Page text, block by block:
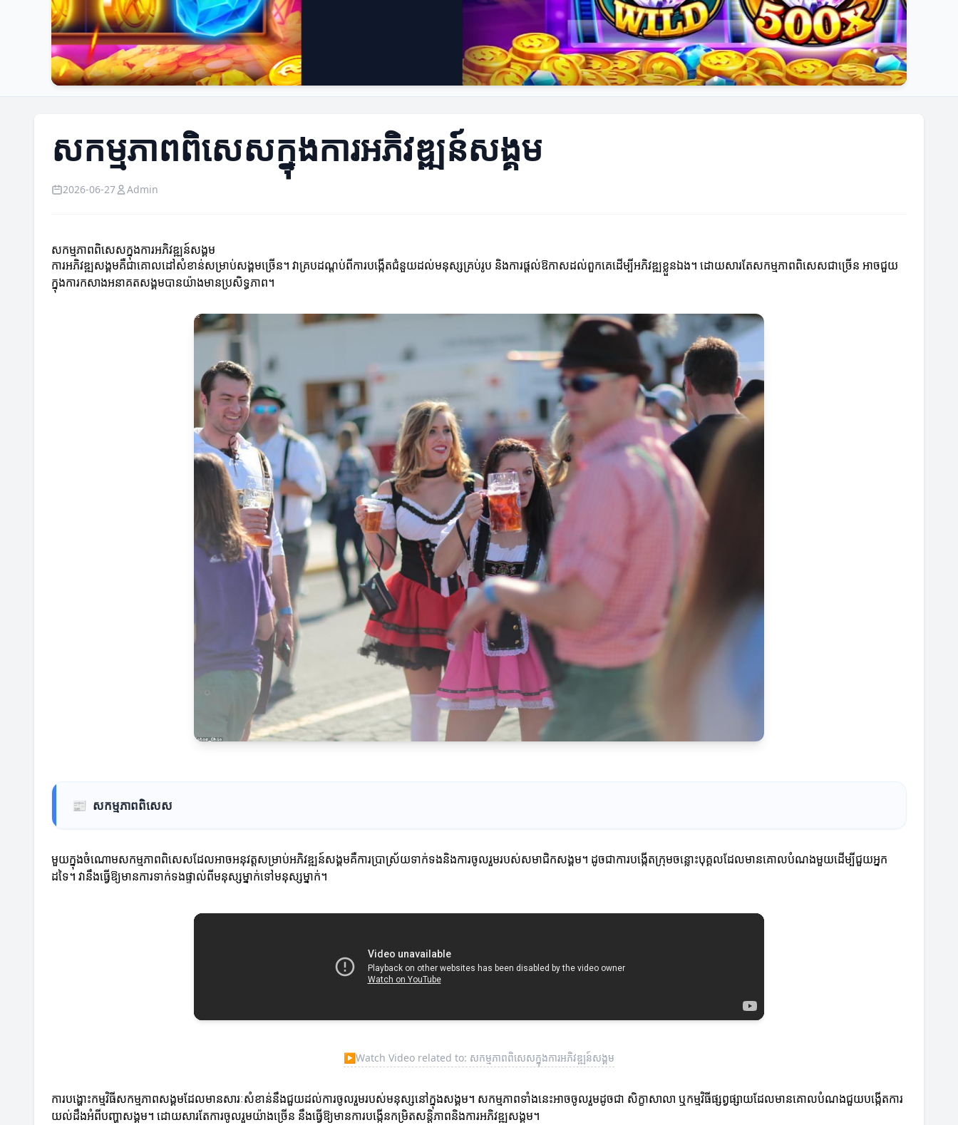
សកម្មភាពពិសេសក្នុងការអភិវឌ្ឍន៍សង្គម
2026-06-27 Admin
សកម្មភាពពិសេសក្នុងការអភិវឌ្ឍន៍សង្គម
ការអភិវឌ្ឍសង្គមគឺជាគោលដៅសំខាន់សម្រាប់សង្គមច្រើន។ វាគ្របដណ្តប់ពីការបង្កើតជំនួយដល់មនុស្សគ្រប់រូប និងការផ្ដល់ឱកាសដល់ពួកគេដើម្បីអភិវឌ្ឍខ្លួនឯង។ ដោយសារតែសកម្មភាពពិសេសជាច្រើន អាចជួយ
ក្នុងការកសាងអនាគតសង្គមបានយ៉ាងមានប្រសិទ្ធភាព។
📰 សកម្មភាពពិសេស
មួយក្នុងចំណោមសកម្មភាពពិសេសដែលអាចអនុវត្តសម្រាប់អភិវឌ្ឍន៍សង្គមគឺការប្រាស្រ័យទាក់ទងនិងការចូលរួមរបស់សមាជិកសង្គម។ ដូចជាការបង្កើតក្រុមចន្លោះបុគ្គលដែលមានគោលបំណងមួយដើម្បីជួយអ្នក
ដទៃ។ វានឹងធ្វើឱ្យមានការទាក់ទងផ្ទាល់ពីមនុស្សម្នាក់ទៅមនុស្សម្នាក់។
▶Watch Video related to: សកម្មភាពពិសេសក្នុងការអភិវឌ្ឍន៍សង្គម
ការបង្ហោះកម្មវិធីសកម្មភាពសង្គមដែលមានសារៈសំខាន់នឹងជួយដល់ការចូលរួមរបស់មនុស្សនៅក្នុងសង្គម។ សកម្មភាពទាំងនេះអាចចូលរួមដូចជា សិក្ខាសាលា ឬកម្មវិធីផ្សព្វផ្សាយដែលមានគោលបំណងជួយបង្កើតការ
យល់ដឹងអំពីបញ្ហាសង្គម។ ដោយសារតែការចូលរួមយ៉ាងច្រើន នឹងធ្វើឱ្យមានការបង្កើនកម្រិតសន្ដិភាពនិងការអភិវឌ្ឍសង្គម។